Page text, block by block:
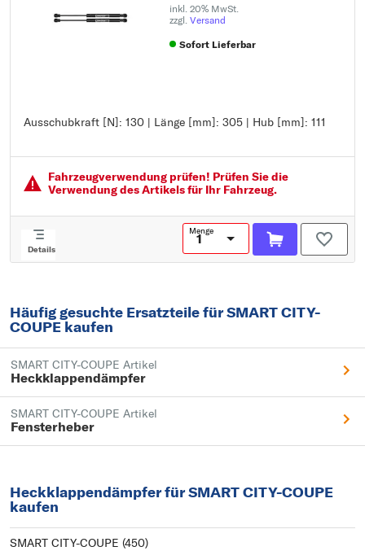
inkl. 20% MwSt.
zzgl. Versand
Sofort Lieferbar
Ausschubkraft [N]: 130 | Länge [mm]: 305 | Hub [mm]: 111
Ausschubkraft [N]: 130
Hub [mm]: 111
Fahrzeugver­wendung prüfen! Prüfen Sie die
Verwendung des Artikels für Ihr Fahrzeug.
Details
Menge
Häufig gesuchte Ersatzteile für SMART CITY-
COUPE kaufen
SMART CITY-COUPE Artikel
Heckklappendämpfer
SMART CITY-COUPE Artikel
Fensterheber
Heckklappendämpfer für SMART CITY-COUPE
kaufen
SMART CITY-COUPE (450)